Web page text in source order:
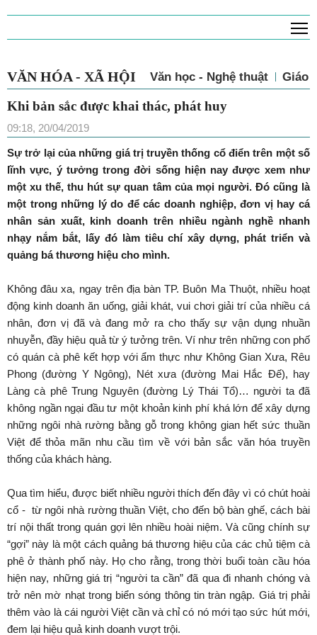
VĂN HÓA - XÃ HỘI Văn học - Nghệ thuật Giáo
Khi bản sắc được khai thác, phát huy
09:18, 20/04/2019
Sự trở lại của những giá trị truyền thống cổ điển trên một số
lĩnh vực, ý tưởng trong đời sống hiện nay được xem như
một xu thế, thu hút sự quan tâm của mọi người. Đó cũng là
một trong những lý do để các doanh nghiệp, đơn vị hay cá
nhân sản xuất, kinh doanh trên nhiều ngành nghề nhanh
nhạy nắm bắt, lấy đó làm tiêu chí xây dựng, phát triển và
quảng bá thương hiệu cho mình.
Không đâu xa, ngay trên địa bàn TP. Buôn Ma Thuột, nhiều hoạt
động kinh doanh ăn uống, giải khát, vui chơi giải trí của nhiều cá
nhân, đơn vị đã và đang mở ra cho thấy sự vận dụng nhuần
nhuyễn, đầy hiệu quả từ ý tưởng trên. Ví như trên những con phố
có quán cà phê kết hợp với ẩm thực như Không Gian Xưa, Rêu
Phong (đường Y Ngông), Nét xưa (đường Mai Hắc Đế), hay
Làng cà phê Trung Nguyên (đường Lý Thái Tổ)… người ta đã
không ngần ngại đầu tư một khoản kinh phí khá lớn để xây dựng
những ngôi nhà rường bằng gỗ trong không gian hết sức thuần
Việt để thỏa mãn nhu cầu tìm về với bản sắc văn hóa truyền
thống của khách hàng.
Qua tìm hiểu, được biết nhiều người thích đến đây vì có chút hoài
cổ - từ ngôi nhà rường thuần Việt, cho đến bộ bàn ghế, cách bài
trí nội thất trong quán gợi lên nhiều hoài niệm. Và cũng chính sự
“gợi” này là một cách quảng bá thương hiệu của các chủ tiệm cà
phê ở thành phố này. Họ cho rằng, trong thời buổi toàn cầu hóa
hiện nay, những giá trị “người ta cần” đã qua đi nhanh chóng và
trở nên mờ nhạt trong biển sóng thông tin tràn ngập. Giá trị phải
thêm vào là cái người Việt cần và chỉ có nó mới tạo sức hút mới,
đem lại hiệu quả kinh doanh vượt trội.